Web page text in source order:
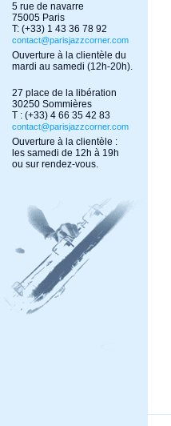
5 rue de navarre
75005 Paris
T: (+33) 1 43 36 78 92
contact@parisjazzcorner.com
Ouverture à la clientèle du
mardi au samedi (12h-20h).
27 place de la libération
30250 Sommières
T : (+33) 4 66 35 42 83
contact@parisjazzcorner.com
Ouverture à la clientèle :
les samedi de 12h à 19h
ou sur rendez-vous.